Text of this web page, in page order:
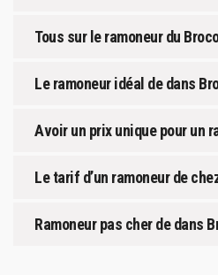
Tous sur le ramoneur du
Le ramoneur idéal de dans
Avoir un prix unique pour un
Le tarif d’un ramoneur de
Ramoneur pas cher de dans